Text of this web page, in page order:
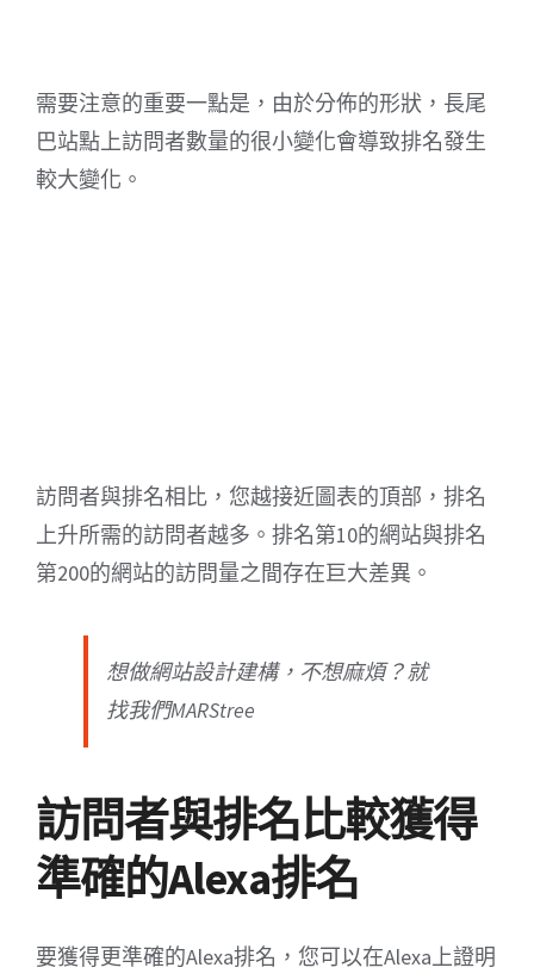
需要注意的重要一點是，由於分佈的形狀，長尾
巴站點上訪問者數量的很小變化會導致排名發生
較大變化。
訪問者與排名相比，您越接近圖表的頂部，排名
上升所需的訪問者越多。排名第10的網站與排名
第200的網站的訪問量之間存在巨大差異。
想做網站設計建構，不想麻煩？就
找我們MARStree
訪問者與排名比較獲得
準確的Alexa排名
要獲得更準確的Alexa排名，您可以在Alexa上證明